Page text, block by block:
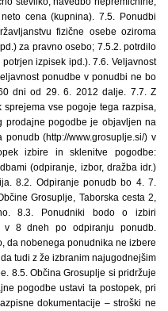
cena (kupnina). 7.5. Ponudbi
fizične osebe oziroma
za pravno osebo; 7.5.2. potrdilo
izpisek ipd.). 7.6. Veljavnost
ponudbe v ponudbi ne bo
dni od 29. 6. 2012 dalje. 7.7. Z
vse pogoje tega razpisa,
prodajne pogodbe je objavljen na
(http://www.grosuplje.si/) v
izbire in sklenitve pogodbe:
(odpiranje, izbor, dražba idr.)
8.2. Odpiranje ponudb bo 4. 7.
Grosuplje, Taborska cesta 2,
8.3. Ponudniki bodo o izbiri
v 8 dneh po odpiranju ponudb.
da nobenega ponudnika ne izbere
tudi z že izbranim najugodnejšim
8.5. Občina Grosuplje si pridržuje
pogodbe ustavi ta postopek, pri
dokumentacije – stroški ne